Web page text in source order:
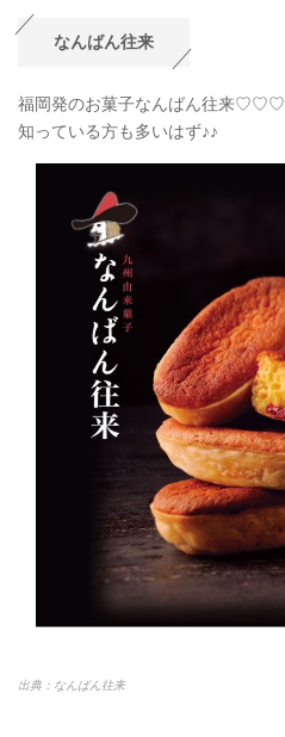
なんばん往来
福岡発のお菓子なんばん往来♡♡♡
知っている方も多いはず♪♪
出典：なんばん往来